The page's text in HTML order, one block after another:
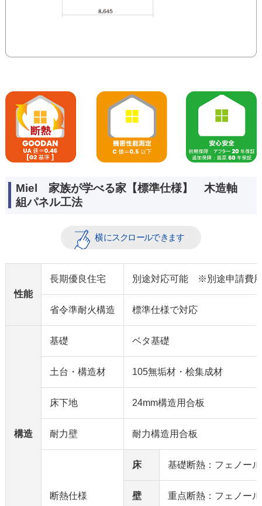
Miel 家族が学べる家【標準仕様】 木造軸
組パネル工法
性能
長期優良住宅 別途対応可能 ※別途申請費
省令準耐火構造 標準仕様で対応
構造
基礎 ベタ基礎
土台・構造材 105無垢材・桧集成材
床下地 24mm構造用合板
耐力壁 耐力構造用合板
断熱仕様
床 基礎断熱：フェノー
壁 重点断熱：フェノー